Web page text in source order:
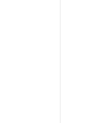
mât
Chauffe